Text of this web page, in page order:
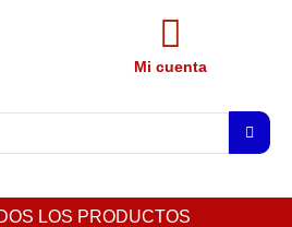
Mi cuenta
LOS PRODUCTOS